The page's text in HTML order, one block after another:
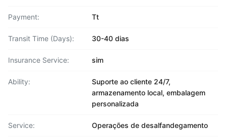
Payment: Tt
Transit Time (Days): 30-40 dias
Insurance Service: sim
Ability:
Suporte ao cliente 24/7,
armazenamento local, embalagem
personalizada
Service: Operações de desalfandegamento